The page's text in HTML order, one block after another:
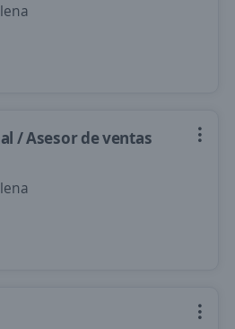
/ Asesor de ventas